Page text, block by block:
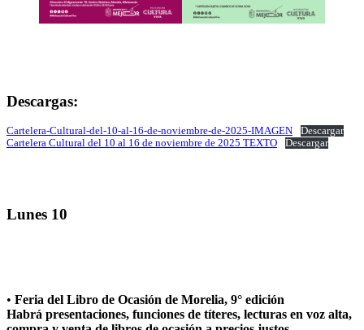
Descargas:
Cartelera-Cultural-del-10-al-16-de-noviembre-de-2025-IMAGEN
Descargar
Cartelera Cultural del 10 al 16 de noviembre de 2025 TEXTO
Descargar
Lunes 10
• Feria del Libro de Ocasión de Morelia, 9° edición
Habrá presentaciones, funciones de títeres, lecturas en voz alta,